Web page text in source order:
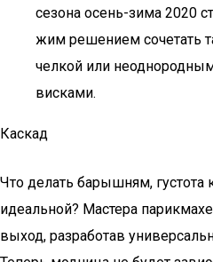
сезо­на осень-зима 2020
жим реше­ни­ем соче­тать
чел­кой или
висками.
Каскад
Что делать барышням, густота
идеальной? Мастера
выход, разработав